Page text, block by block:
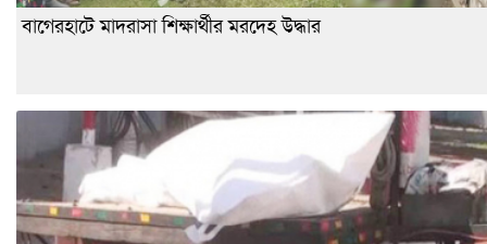
বাগেরহাটে মাদরাসা শিক্ষার্থীর মরদেহ উদ্ধার